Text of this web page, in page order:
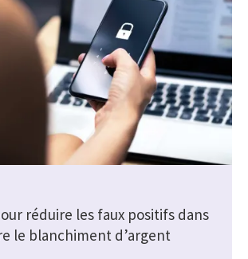
réduire les faux positifs dans
le blanchiment d’argent